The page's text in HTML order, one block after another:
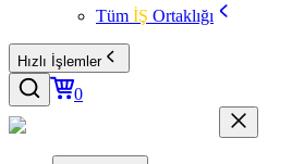
Tüm İŞ Ortaklığı
Hızlı İşlemler
0